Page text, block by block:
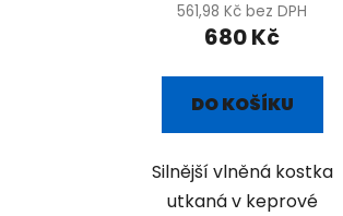
561,98 Kč bez DPH
680 Kč
DO KOŠÍKU
Silnější vlněná kostka
utkaná v keprové